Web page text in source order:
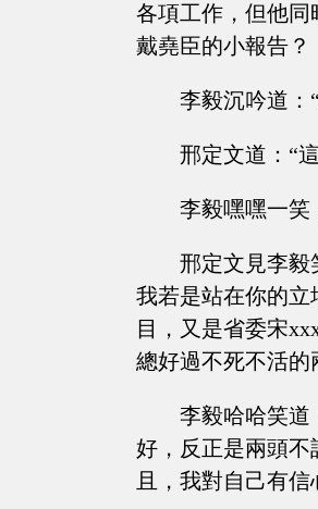
各項工作，但他
戴堯臣的小報告？
李毅沉吟道：
邢定文道：“
李毅嘿嘿一笑
邢定文見李毅
我若是站在你的
目，又是省委宋
總好過不死不活的
李毅哈哈笑道
好，反正是兩頭
且，我對自己有